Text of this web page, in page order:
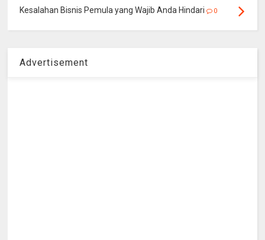
Kesalahan Bisnis Pemula yang Wajib Anda Hindari 0
Advertisement